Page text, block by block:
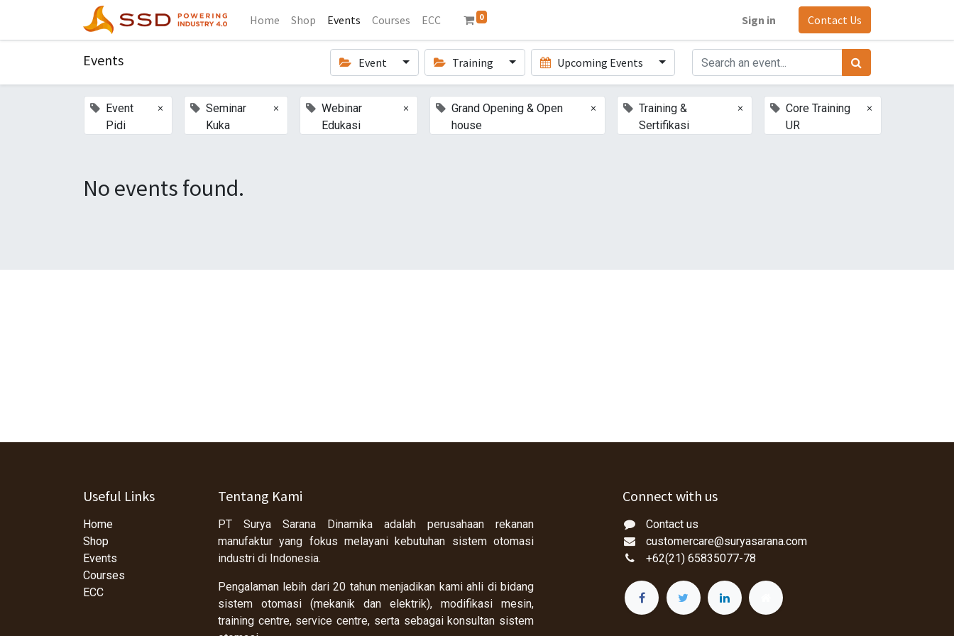
Home Shop Events Courses ECC 0 Sign in Contact Us
Events Event Training Upcoming Events
Event
Pidi
×
Seminar
Kuka
×
Webinar
Edukasi
×
Grand Opening & Open
house
×
Training &
Sertifikasi
×
Core Training
UR
×
No events found.
Useful Links
Home
Shop
Events
Courses
ECC
Tentang Kami
PT Surya Sarana Dinamika adalah perusahaan rekanan
manufaktur yang fokus melayani kebutuhan sistem otomasi
industri di Indonesia.
Pengalaman lebih dari 20 tahun menjadikan kami ahli di bidang
sistem otomasi (mekanik dan elektrik), modifikasi mesin,
training centre, service centre, serta sebagai konsultan sistem
Connect with us
Contact us
customercare@suryasarana.com
+62(21) 65835077-78